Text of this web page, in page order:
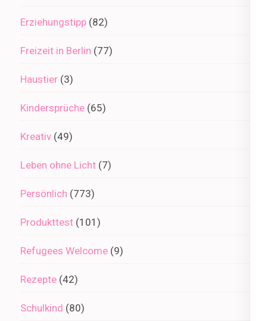
Erziehungstipp (82)
Freizeit in Berlin (77)
Haustier (3)
Kindersprüche (65)
Kreativ (49)
Leben ohne Licht (7)
Persönlich (773)
Produkttest (101)
Refugees Welcome (9)
Rezepte (42)
Schulkind (80)